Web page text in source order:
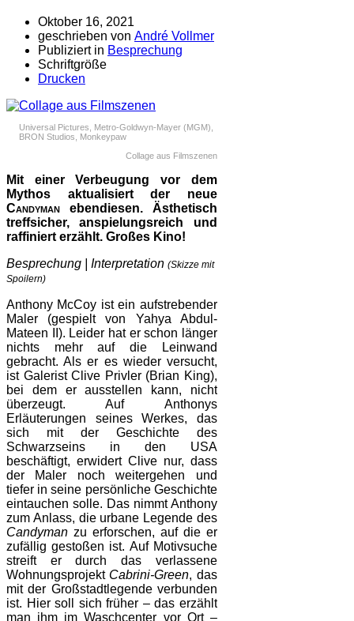
Oktober 16, 2021
geschrieben von André Vollmer
Publiziert in Besprechung
Schriftgröße
Drucken
Universal Pictures, Metro-Goldwyn-Mayer (MGM),
BRON Studios, Monkeypaw
Collage aus Filmszenen
Mit einer Verbeugung vor dem
Mythos aktualisiert der neue
Candyman ebendiesen. Ästhetisch
treffsicher, anspielungsreich und
raffiniert erzählt. Großes Kino!
Besprechung | Interpretation (Skizze mit
Spoilern)
Anthony McCoy ist ein aufstrebender
Maler (gespielt von Yahya Abdul-
Mateen II). Leider hat er schon länger
nichts mehr auf die Leinwand
gebracht. Als er es wieder versucht,
ist Galerist Clive Privler (Brian King),
bei dem er ausstellen kann, nicht
überzeugt. Auf Anthonys
Erläuterungen seines Werkes, das
sich mit der Geschichte des
Schwarzseins in den USA
beschäftigt, erwidert Clive nur, dass
der Maler noch weitergehen und
tiefer in seine persönliche Geschichte
eintauchen solle. Das nimmt Anthony
zum Anlass, die urbane Legende des
Candyman zu erforschen, auf die er
zufällig gestoßen ist. Auf Motivsuche
streift er durch das verlassene
Wohnungsprojekt Cabrini-Green, das
mit der Großstadtlegende verbunden
ist. Hier soll sich früher – das erzählt
man ihm im Waschcenter vor Ort –